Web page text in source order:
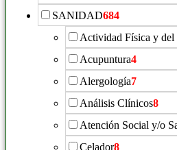
SANIDAD684
Actividad Física y del
Acupuntura4
Alergología7
Análisis Clínicos8
Atención Social y/o
Celador8